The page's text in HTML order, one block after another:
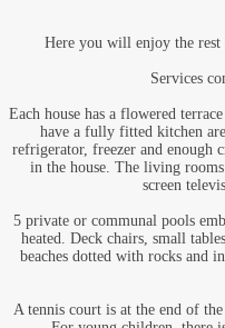
Here you will enjoy the rest
Services
Each house has a flowered
have a fully fitted kitchen
refrigerator, freezer and enough
in the house. The living
screen
5 private or communal pools
heated. Deck chairs, small
beaches dotted with rocks and
A tennis court is at the end of